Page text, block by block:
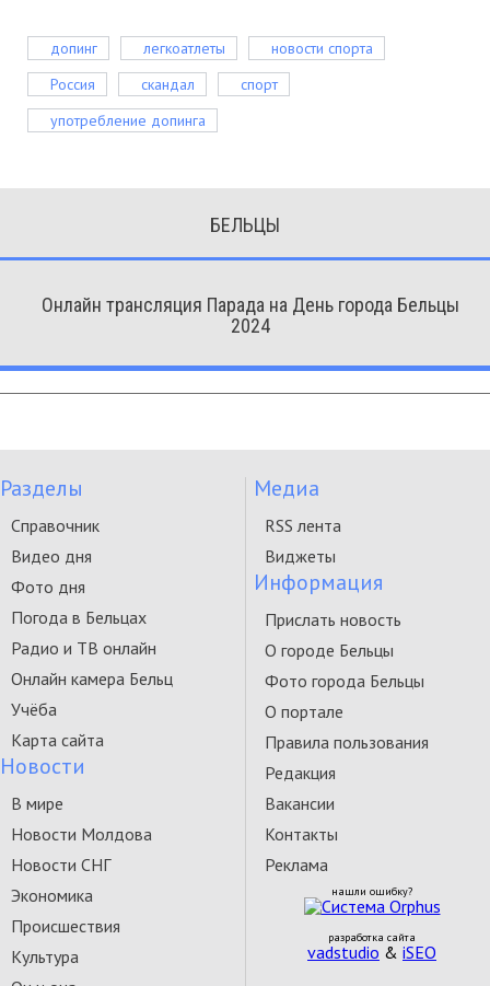
допинг легкоатлеты
новости спорта
Россия
скандал
спорт
употребление допинга
БЕЛЬЦЫ
Онлайн трансляция Парада на День города Бельцы
2024
Разделы
Справочник
Видео дня
Фото дня
Погода в Бельцах
Радио и ТВ онлайн
Онлайн камера Бельц
Учёба
Карта сайта
Новости
В мире
Новости Молдова
Новости СНГ
Экономика
Происшествия
Культура
Медиа
RSS лента
Виджеты
Информация
Прислать новость
О городе Бельцы
Фото города Бельцы
О портале
Правила пользования
Редакция
Вакансии
Контакты
Реклама
нашли ошибку?
разработка сайта
vadstudio & iSEO